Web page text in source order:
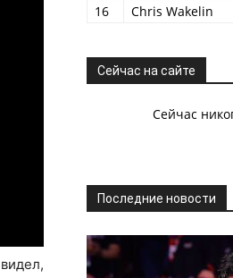
16
Chris Wakelin
Сейчас на сайте
Сейчас
Последние новости